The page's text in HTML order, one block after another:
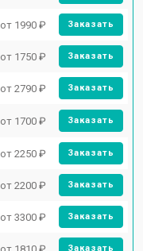
от 1990 ₽ Заказать
от 1750 ₽ Заказать
от 2790 ₽ Заказать
от 1700 ₽ Заказать
от 2250 ₽ Заказать
от 2200 ₽ Заказать
от 3300 ₽ Заказать
от 1810 ₽ Заказать